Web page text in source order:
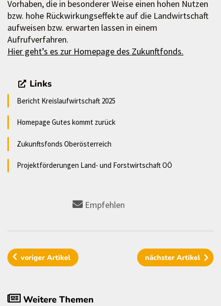
Vorhaben, die in besonderer Weise einen hohen Nutzen
bzw. hohe Rückwirkungseffekte auf die Landwirtschaft
aufweisen bzw. erwarten lassen in einem
Aufrufverfahren.
Hier geht’s es zur Homepage des Zukunftfonds.
Links
Bericht Kreislaufwirtschaft 2025
Homepage Gutes kommt zurück
Zukunftsfonds Oberösterreich
Projektförderungen Land- und Forstwirtschaft OÖ
Empfehlen
vorigerArtikel nächster Artikel
Weitere Themen